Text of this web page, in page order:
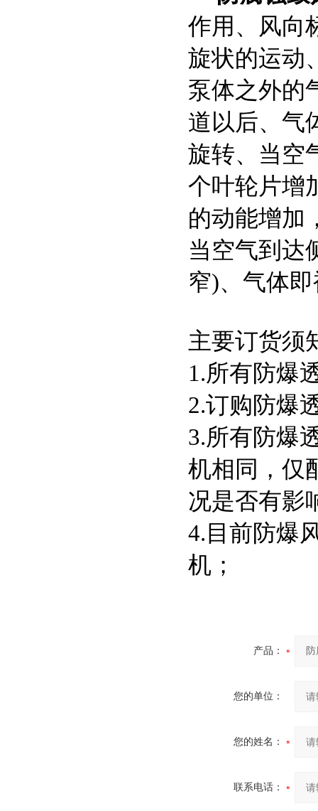
作用、风向
旋状的运动
泵体之外的
道以后、气
旋转、当空
个叶轮片增
的动能增加
当空气到达
窄)、气体
主要订货须
1.所有防爆
2.订购防爆
3.所有防爆
机相同，仅
况是否有影
4.目前防爆
机；
产品：
您的单位：
您的姓名：
联系电话：